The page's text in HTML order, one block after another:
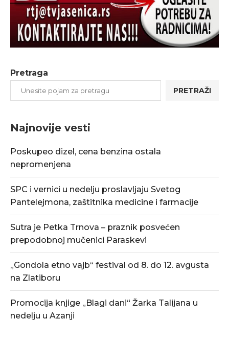
Pretraga
PRETRAŽI
Najnovije vesti
Poskupeo dizel, cena benzina ostala
nepromenjena
SPC i vernici u nedelju proslavljaju Svetog
Pantelejmona, zaštitnika medicine i farmacije
Sutra je Petka Trnova – praznik posvećen
prepodobnoj mučenici Paraskevi
„Gondola etno vajb“ festival od 8. do 12. avgusta
na Zlatiboru
Promocija knjige „Blagi dani“ Žarka Talijana u
nedelju u Azanji